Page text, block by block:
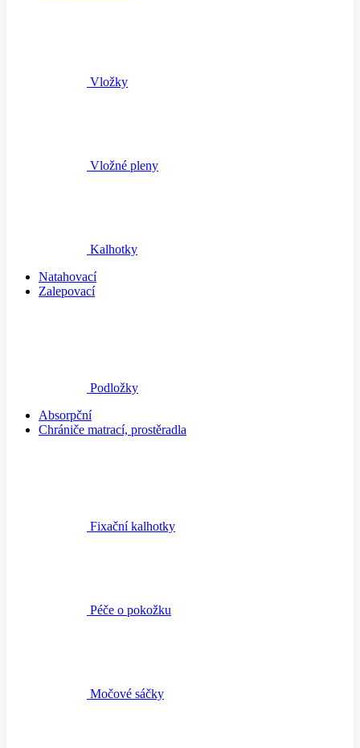
Vložky
Vložné pleny
Kalhotky
Natahovací
Zalepovací
Podložky
Absorpční
Chrániče matrací, prostěradla
Fixační kalhotky
Péče o pokožku
Močové sáčky